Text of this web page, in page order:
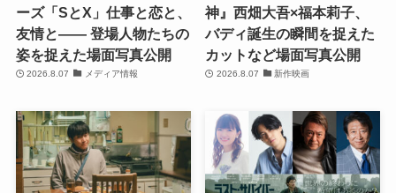
ーズ「SとX」仕事と恋と、
友情と―― 登場人物たちの
姿を捉えた場面写真公開
2026.8.07 メディア情報
神』西畑大吾×福本莉子、
バディ誕生の瞬間を捉えた
カットなど場面写真公開
2026.8.07 新作映画